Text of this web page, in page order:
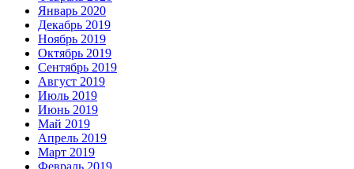
Январь 2020
Декабрь 2019
Ноябрь 2019
Октябрь 2019
Сентябрь 2019
Август 2019
Июль 2019
Июнь 2019
Май 2019
Апрель 2019
Март 2019
Февраль 2019